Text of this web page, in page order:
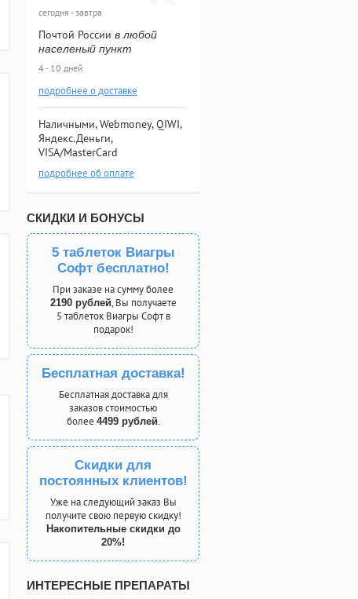
сегодня - завтра
Почтой России в любой
населеный пункт
4 - 10 дней
подробнее о доставке
Наличными, Webmoney, QIWI,
Яндекс.Деньги,
VISA/MasterCard
подробнее об оплате
СКИДКИ И БОНУСЫ
5 таблеток Виагры
Софт бесплатно!
При заказе на сумму более
2190 рублей, Вы получаете
5 таблеток Виагры Софт в
подарок!
Бесплатная доставка!
Бесплатная доставка для
заказов стоимостью
более 4499 рублей.
Скидки для
постоянных клиентов!
Уже на следующий заказ Вы
получите свою первую скидку!
Накопительные скидки до
20%!
ИНТЕРЕСНЫЕ ПРЕПАРАТЫ